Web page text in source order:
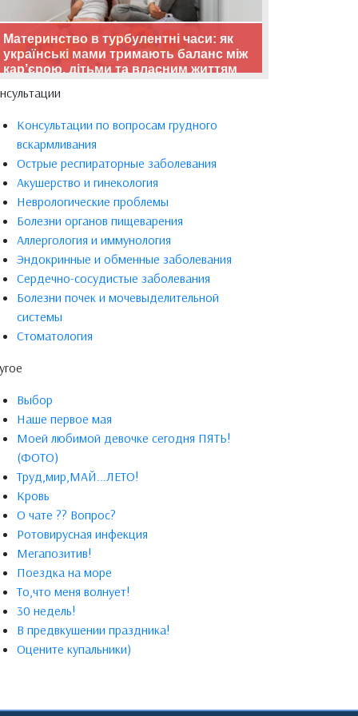
Материнство в турбулентні часи: як
українські мами тримають баланс між
кар’єрою, дітьми та власним життям
Консультации по вопросам грудного
вскармливания
Острые респираторные заболевания
Акушерство и гинекология
Неврологические проблемы
Болезни органов пищеварения
Аллергология и иммунология
Эндокринные и обменные заболевания
Сердечно-сосудистые заболевания
Болезни почек и мочевыделительной
системы
Стоматология
Выбор
Наше первое мая
Моей любимой девочке сегодня ПЯТЬ!
(ФОТО)
Труд,мир,МАЙ...ЛЕТО!
Кровь
О чате ?? Вопрос?
Ротовирусная инфекция
Мегапозитив!
Поездка на море
То,что меня волнует!
30 недель!
В предвкушении праздника!
Оцените купальники)